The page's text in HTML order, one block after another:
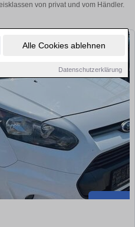
Alle Cookies ablehnen
Datenschutzerklärung
von privat und vom Händler.